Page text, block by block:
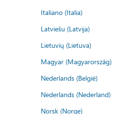
Italiano (Italia)
Latviešu (Latvija)
Lietuvių (Lietuva)
Magyar (Magyarország)
Nederlands (België)
Nederlands (Nederland)
Norsk (Norge)